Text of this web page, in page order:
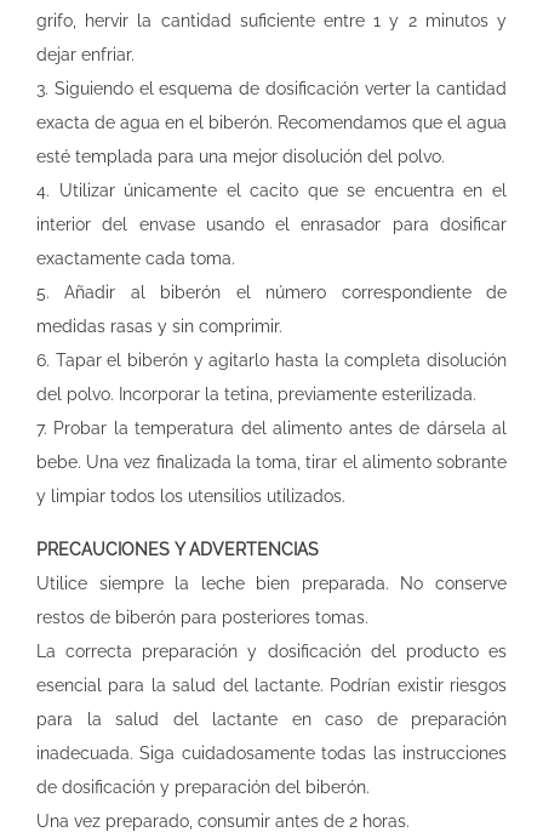
grifo, hervir la cantidad suficiente entre 1 y 2 minutos y
dejar enfriar.
3. Siguiendo el esquema de dosificación verter la cantidad
exacta de agua en el biberón. Recomendamos que el agua
esté templada para una mejor disolución del polvo.
4. Utilizar únicamente el cacito que se encuentra en el
interior del envase usando el enrasador para dosificar
exactamente cada toma.
5. Añadir al biberón el número correspondiente de
medidas rasas y sin comprimir.
6. Tapar el biberón y agitarlo hasta la completa disolución
del polvo. Incorporar la tetina, previamente esterilizada.
7. Probar la temperatura del alimento antes de dársela al
bebe. Una vez finalizada la toma, tirar el alimento sobrante
y limpiar todos los utensilios utilizados.
PRECAUCIONES Y ADVERTENCIAS
Utilice siempre la leche bien preparada. No conserve
restos de biberón para posteriores tomas.
La correcta preparación y dosificación del producto es
esencial para la salud del lactante. Podrían existir riesgos
para la salud del lactante en caso de preparación
inadecuada. Siga cuidadosamente todas las instrucciones
de dosificación y preparación del biberón.
Una vez preparado, consumir antes de 2 horas.